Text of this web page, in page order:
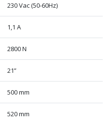
230 Vac (50-60Hz)
1,1 A
2800 N
21”
500 mm
520 mm